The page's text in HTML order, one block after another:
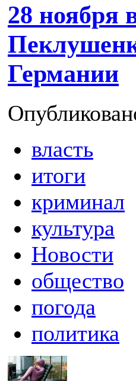
28 ноября
Германии
власть
итоги
криминал
культура
Новости
общество
погода
политика